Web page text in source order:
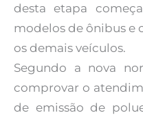
desta etapa
modelos de ônibus e
os demais veículos.
Segundo a nova
comprovar o
de emissão de